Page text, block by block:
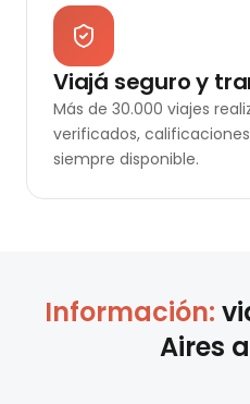
Viajá seguro y
Más de 30.000 viajes
verificados,
siempre disponible.
Información:
Aires a